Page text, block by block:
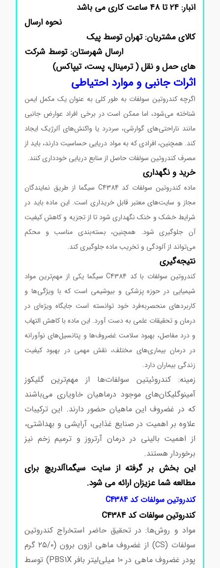
انبار: ۲۴ تا ۴۸ ساعت کاری می باشد
نحوه ارسال
کالای مشتریان: تهران توسط پیک
ارسال شهرستان: توسط شرکت
های حمل و نقل ( ترمینال، پست، تیپاکس)
اثرات جانبی و موارد احتیاطی
اگرچه کندروتین سولفات به طور کلی به عنوان یک مکمل ایمن
شناخته می‌شود، اما ممکن است در برخی افراد عوارض جانبی
مانند ناراحتی‌های گوارشی، سردرد یا واکنش‌های آلرژیک ایجاد
کند. همچنین، افرادی که به مواد دریایی حساسیت دارند، باید از
مصرف کندروتین سولفات حاصل از منابع دریایی خودداری کنند.
خرید و نگهداری
ماده کندروتین سولفات کد C4384 سیگما از طریق نمایندگان
مجاز و سایت‌های معتبر قابل خریداری است. این ماده باید در
شرایط خشک و خنک نگهداری شود تا از تجزیه و کاهش کیفیت
آن جلوگیری شود. همچنین، بسته‌بندی مناسب و محکم
می‌تواند از آلودگی و تخریب ماده جلوگیری کند.
نتیجه‌گیری
کندروتین سولفات با کد C4384 سیگما یکی از مهم‌ترین مواد
شیمیایی در حوزه پزشکی و بیوشیمی است که با ویژگی‌ها و
کاربردهای منحصربه‌فرد خود توانسته است جایگاه ویژه‌ای در
درمان و تحقیقات علمی به دست آورد. این ماده با کاهش التهاب
و درد مفاصل، بهبود سلامت غضروف‌ها و پتانسیل‌های نوآورانه
در درمان بیماری‌های مختلف، نقش مهمی در بهبود کیفیت
زندگی بیماران دارد.
زمینه: کندروئیتین سولفات‌ها از مهم‌ترین گلیکوز
آمینوگلیکان‌های موجود درماهیان خاویاری می‌باشند
که در غضروف این ماهیان حضور دارند. این ترکیبات
علاوه بر اهمیت در صنایع غذایی، آرایشی و بهداشتی،
از اهمیت بالینی در درمان آرتروز و ترمیم زخم نیز
برخوردار هستند.
این بخش بر گرفته از سایت سیگماآلدریچ برای
مطالعه شما عزیزان ارائه می شود.
کندروتین سولفات کد C4384
کندروتین سولفات کد C4384
مواد و روش‌ها: در تحقیق حاضر استخراج کندروتین
سولفات (CS) از غضروف ماهی ازون برون (۲۵/۰ گرم
پودر غضروف ماهی در ۱۰ میلی‌لیتر بافر PBS1X) توسط